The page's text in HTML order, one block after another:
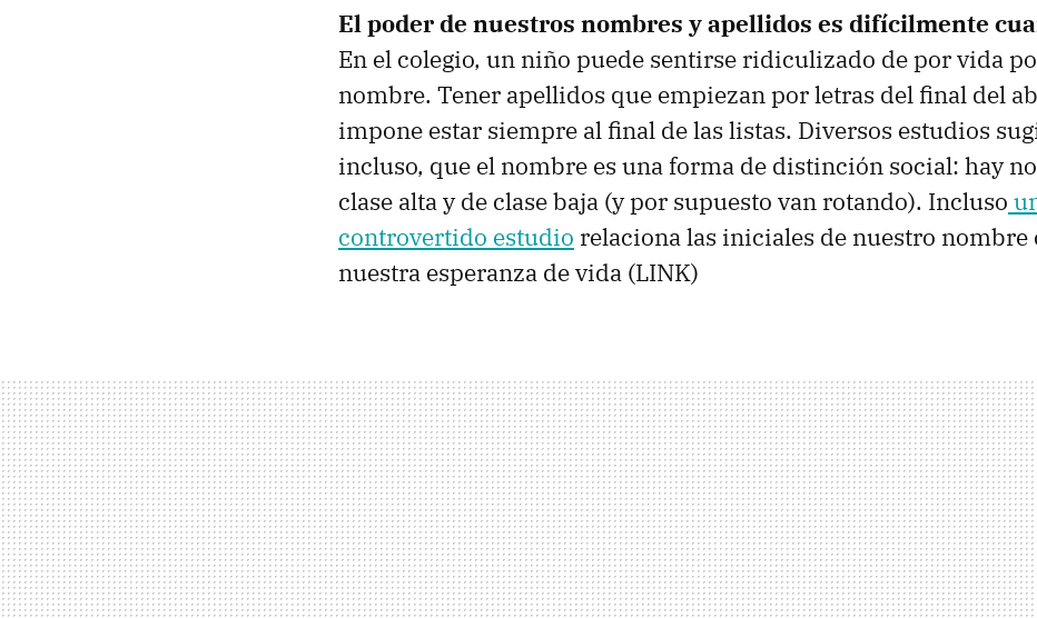
El poder de nuestros nombres y apellidos es difícilmente
En el colegio, un niño puede sentirse ridiculizado de por vida
nombre. Tener apellidos que empiezan por letras del final del
impone estar siempre al final de las listas. Diversos estudios
incluso, que el nombre es una forma de distinción social: hay
clase alta y de clase baja (y por supuesto van rotando). Incluso
controvertido estudio relaciona las iniciales de nuestro nombre
nuestra esperanza de vida (LINK)